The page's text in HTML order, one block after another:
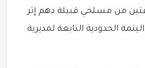
من مسلحي قبيلة دهم إثر
الحدودية التابعة لمديرية